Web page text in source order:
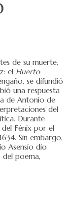
de su muerte,
el Huerto
se difundió
una respuesta
de Antonio de
del
Durante
Fénix por el
Sin embargo,
Asensio dio
poema,